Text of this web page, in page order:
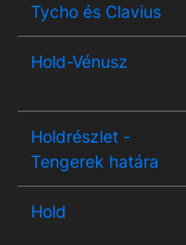
Tycho és Clavius
Hold-Vénusz
Holdrészlet -
Tengerek határa
Hold